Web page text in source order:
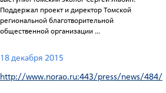
Поддержал проект и директор Томской
региональной благотворительной
общественной организации ...
18 декабря 2015
http://www.norao.ru:443/press/news/484/